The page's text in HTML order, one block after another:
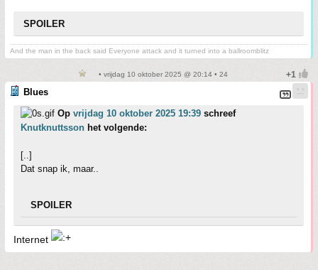
SPOILER
And the man in the back said Everyone attack and it turned into a ballroomblitz
• vrijdag 10 oktober 2025 @ 20:14 • 24
Blues
Op vrijdag 10 oktober 2025 19:39 schreef
Knutknuttsson het volgende:
[..]
Dat snap ik, maar..
SPOILER
Internet